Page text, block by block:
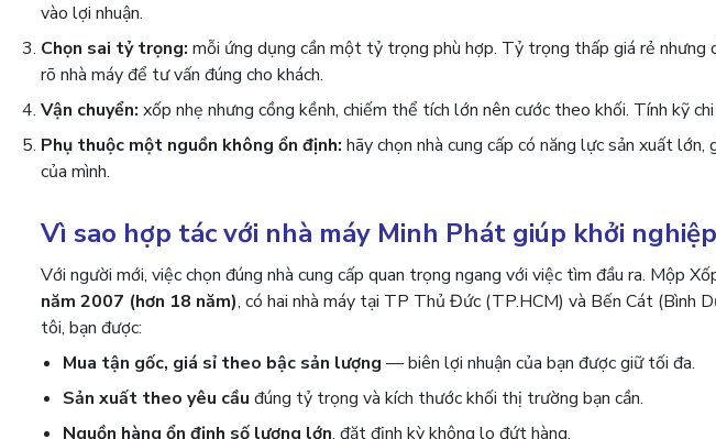
vào lợi nhuận.
Chọn sai tỷ trọng: mỗi ứng dụng cần một tỷ trọng phù hợp. Tỷ trọng thấp giá rẻ nhưng
rõ nhà máy để tư vấn đúng cho khách.
Vận chuyển: xốp nhẹ nhưng cồng kềnh, chiếm thể tích lớn nên cước theo khối. Tính kỹ
Phụ thuộc một nguồn không ổn định: hãy chọn nhà cung cấp có năng lực sản xuất
của mình.
Vì sao hợp tác với nhà máy Minh Phát giúp khởi
Với người mới, việc chọn đúng nhà cung cấp quan trọng ngang với việc tìm đầu ra. Mộp
năm 2007 (hơn 18 năm), có hai nhà máy tại TP Thủ Đức (TP.HCM) và Bến Cát (Bình
tôi, bạn được:
Mua tận gốc, giá sỉ theo bậc sản lượng — biên lợi nhuận của bạn được giữ tối đa.
Sản xuất theo yêu cầu đúng tỷ trọng và kích thước khối thị trường bạn cần.
Nguồn hàng ổn định số lượng lớn, đặt định kỳ không lo đứt hàng.